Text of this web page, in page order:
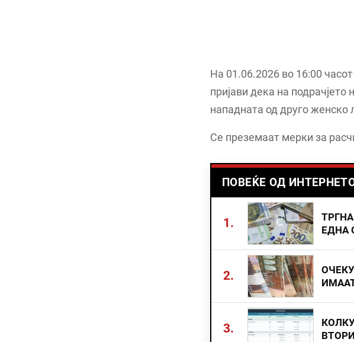
На 01.06.2026 во 16:00
пријави дека на
нападната од друго женско
Се преземаат мерки за
ПОВЕЌЕ ОД
1.
ЕДНА
2.
3.